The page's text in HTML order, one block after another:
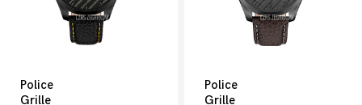
Police
Grille
Police
Grille